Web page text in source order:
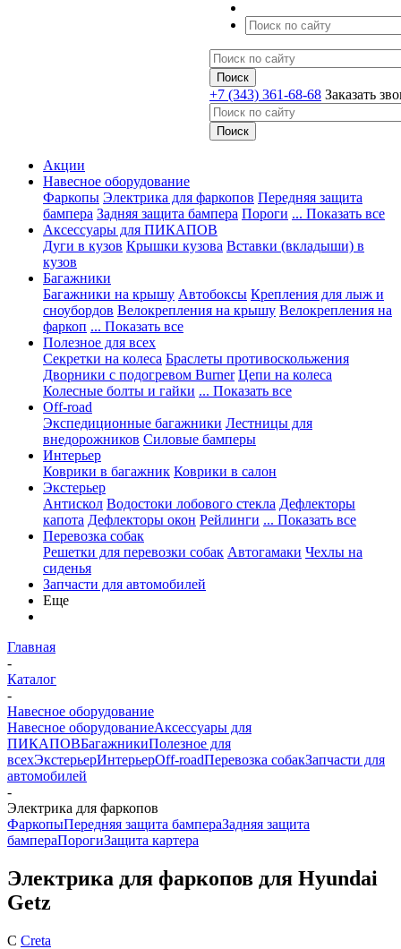
+7 (343) 361-68-68 Заказать
Акции
Навесное оборудование
Фаркопы Электрика для фаркопов Передняя защита
бампера Задняя защита бампера Пороги ... Показать все
Аксессуары для ПИКАПОВ
Дуги в кузов Крышки кузова Вставки (вкладыши) в
кузов
Багажники
Багажники на крышу Автобоксы Крепления для лыж и
сноубордов Велокрепления на крышу Велокрепления на
фаркоп ... Показать все
Полезное для всех
Секретки на колеса Браслеты противоскольжения
Дворники с подогревом Burner Цепи на колеса
Колесные болты и гайки ... Показать все
Off-road
Экспедиционные багажники Лестницы для
внедорожников Силовые бамперы
Интерьер
Коврики в багажник Коврики в салон
Экстерьер
Антискол Водостоки лобового стекла Дефлекторы
капота Дефлекторы окон Рейлинги ... Показать все
Перевозка собак
Решетки для перевозки собак Автогамаки Чехлы на
сиденья
Запчасти для автомобилей
Еще
Главная
-
Каталог
-
Навесное оборудование
Навесное оборудованиеАксессуары для
ПИКАПОВБагажникиПолезное для
всехЭкстерьерИнтерьерOff-roadПеревозка собакЗапчасти для
автомобилей
-
Электрика для фаркопов
ФаркопыПередняя защита бампераЗадняя защита
бампераПорогиЗащита картера
Электрика для фаркопов для Hyundai
Getz
C Creta